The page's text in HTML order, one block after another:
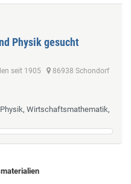
Physik gesucht
seit 1905
86938 Schondorf
Wirtschaftsmathematik,